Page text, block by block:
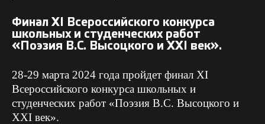
Финал XI Всероссийского конкурса
школьных и студенческих работ
«Поэзия В.С. Высоцкого и XXI век».
28-29 марта 2024 года пройдет финал XI
Всероссийского конкурса школьных и
студенческих работ «Поэзия В.С. Высоцкого и
XXI век».